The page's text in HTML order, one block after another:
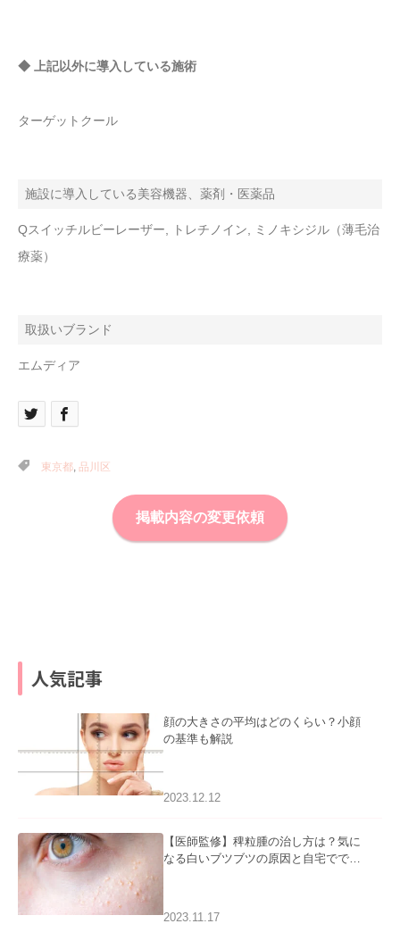
◆ 上記以外に導入している施術
ターゲットクール
施設に導入している美容機器、薬剤・医薬品
Qスイッチルビーレーザー, トレチノイン, ミノキシジル（薄毛治
療薬）
取扱いブランド
エムディア
東京都, 品川区
掲載内容の変更依頼
人気記事
顔の大きさの平均はどのくらい？小顔
の基準も解説
2023.12.12
【医師監修】稗粒腫の治し方は？気に
なる白いブツブツの原因と自宅ででき
2023.11.17